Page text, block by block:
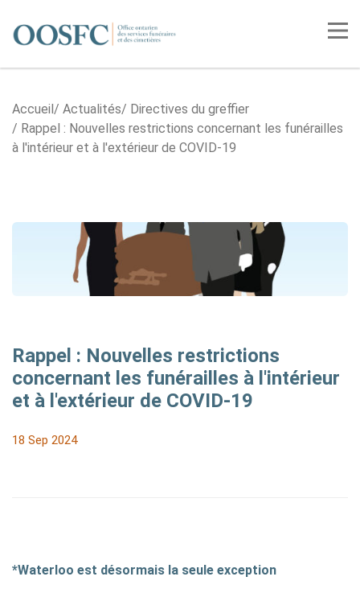
Accueil
Accueil Actualités
Directives du greffier
Rappel : Nouvelles restrictions concernant les funérailles
à l'intérieur et à l'extérieur de COVID-19
Rappel : Nouvelles restrictions
concernant les funérailles à l'intérieur
et à l'extérieur de COVID-19
18 Sep 2024
*Waterloo est désormais la seule exception